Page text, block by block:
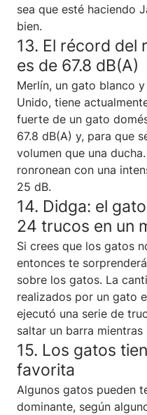
sea que esté haciendo
bien.
13. El récord del
es de 67.8 dB(A)
Merlín, un gato blanco
Unido, tiene
fuerte de un gato
67.8 dB(A) y, para que
volumen que una
ronronean con una
25 dB.
14. Didga: el
24 trucos en un
Si crees que los gatos
entonces te
sobre los gatos. La
realizados por un gato
ejecutó una serie de
saltar un barra
15. Los gatos
favorita
Algunos gatos pueden
dominante, según